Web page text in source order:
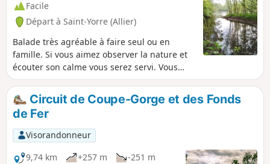
le 1er juin 2026, (6) la passerelle qui longe
les voies sur le pont du chemin de fer à
Abrest est fermée à toute circulation. Ceci
pour une durée indéterminée.
Facile
Départ à Saint-Yorre (Allier)
Balade très agréable à faire seul ou en
famille. Si vous aimez observer la nature et
écouter son calme vous serez servi. Vous
longerez à distance variable le cours de la
rivière Allier, et son ancien méandre, en
contournant un plan d'eau magnifique avec
une flore et faune variées. Une partie du
circuit parcours des terres cultivées. Il n'y
pas de bitume à l'exception de quelques
mètres à l'arrivée.
Circuit de Coupe-Gorge et des Fonds
de Fer
Visorandonneur
9,74 km
+257 m
-251 m